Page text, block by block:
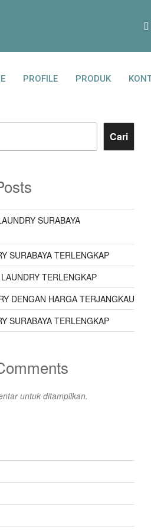
PROFILE PRODUK
Cari
SURABAYA
SURABAYA TERLENGKAP
TERLENGKAP
DENGAN HARGA TERJANGKAU
SURABAYA TERLENGKAP
untuk ditampilkan.